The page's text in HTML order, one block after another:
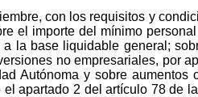
con los requisitos y
el importe del mínimo
la base liquidable general;
no empresariales, por
Autónoma y sobre aumentos
apartado 2 del artículo 78 de